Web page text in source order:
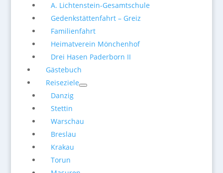
A. Lichtenstein-Gesamtschule
Gedenkstättenfahrt – Greiz
Familienfahrt
Heimatverein Mönchenhof
Drei Hasen Paderborn II
Gästebuch
Reiseziele
Danzig
Stettin
Warschau
Breslau
Krakau
Torun